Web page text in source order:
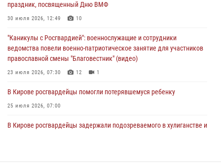
В Кирове росгвардейцы задержали подозреваемого в краже из
магазина
праздник, посвященный Дню ВМФ
30 июля 2026, 12:49 10
"Каникулы с Росгвардией": военнослужащие и сотрудники
ведомства повели военно-патриотическое занятие для участников
православной смены "Благовестник" (видео)
23 июля 2026, 07:30 12 1
В Кирове росгвардейцы помогли потерявшемуся ребенку
25 июля 2026, 07:00
В Кирове росгвардейцы задержали подозреваемого в хулиганстве и